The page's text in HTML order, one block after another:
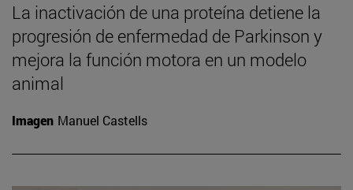
La inactivación de una proteína detiene la
progresión de enfermedad de Parkinson y
mejora la función motora en un modelo
animal
Imagen Manuel Castells